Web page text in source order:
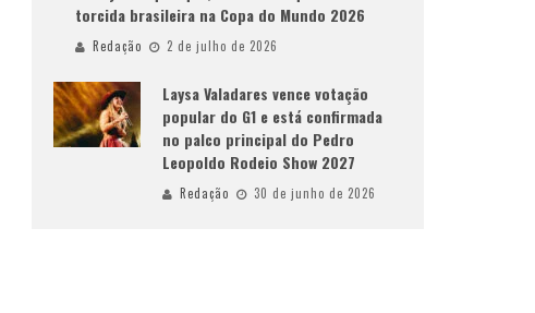
torcida brasileira na Copa do Mundo 2026
Redação 2 de julho de 2026
Laysa Valadares vence votação
popular do G1 e está confirmada
no palco principal do Pedro
Leopoldo Rodeio Show 2027
Redação 30 de junho de 2026